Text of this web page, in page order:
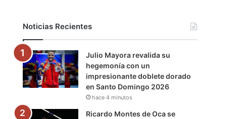
o
k
r
e
r
a
m
a
m
Noticias Recientes
Julio Mayora revalida su
hegemonía con un
impresionante doblete dorado
en Santo Domingo 2026
hace 4 minutos
Ricardo Montes de Oca se